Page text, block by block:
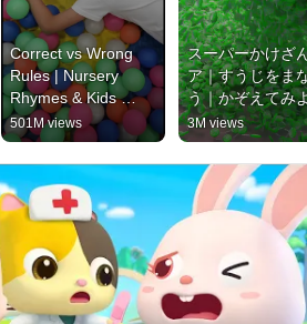
Correct vs Wrong
Rules | Nursery
Rhymes & Kids
Songs | BachaBola
#funnymoments
#usakids
501M views
スーパーかけざ
ア｜すうじをま
う｜かぞえてみ
#shorts #ベビー
#youtubeshorts
3M views